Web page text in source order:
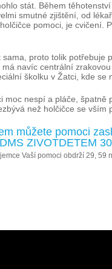
stát. Během
smutné zjištění, od
pomoci, je
proto tolik
navíc centrální
školku v Žatci, kde
moc nespí a pláče,
než holčičce se
můžete pomoci
ZIVOTDETEM
Vaší pomoci obdrží 29, 59